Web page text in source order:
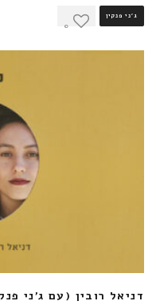
ג'ני פנקין
0
דניאל רובין (עם ג'ני